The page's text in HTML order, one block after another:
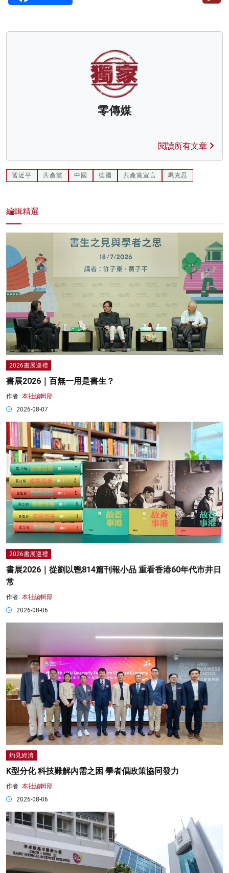
零傳媒
閱讀所有文章
習近平 共產黨 中國 德國 共產黨宣言 馬克思
編輯精選
2026書展巡禮
書展2026｜百無一用是書生？
作者: 本社編輯部
2026-08-07
2026書展巡禮
書展2026｜從劉以鬯814篇刊報小品 重看香港60年代市井日
常
作者: 本社編輯部
2026-08-06
灼見經濟
K型分化 科技難解內需之困 學者倡政策協同發力
作者: 本社編輯部
2026-08-06